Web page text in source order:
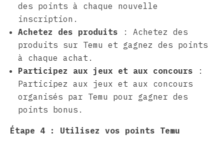
des points à chaque nouvelle
inscription.
Achetez des produits : Achetez des
produits sur Temu et gagnez des points
à chaque achat.
Participez aux jeux et aux concours :
Participez aux jeux et aux concours
organisés par Temu pour gagner des
points bonus.
Étape 4 : Utilisez vos points Temu